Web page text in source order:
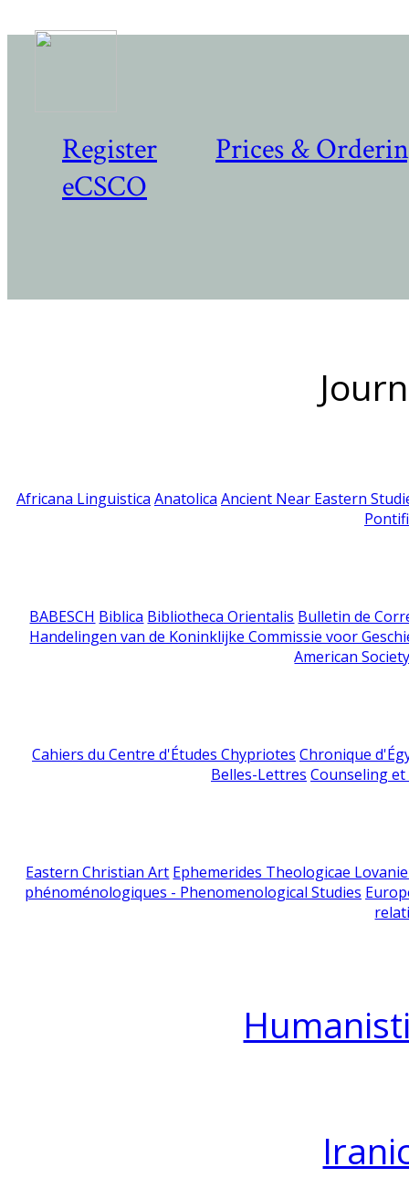
Register
Prices &
eCSCO
Africana Linguistica Anatolica Ancient Near Eastern
BABESCH Biblica Bibliotheca Orientalis Bulletin de
Handelingen van de Koninklijke Commissie voor
American
Cahiers du Centre d'Études Chypriotes Chronique
Belles-Lettres Counseling
Eastern Christian Art Ephemerides Theologicae
phénoménologiques - Phenomenological Studies